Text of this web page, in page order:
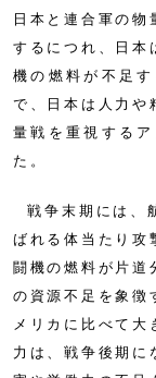
日本と連合軍の物
するにつれ、日本
機の燃料が不足
で、日本は人力や
量戦を重視する
た。
戦争末期には、
ばれる体当たり攻
闘機の燃料が片道
の資源不足を象徴
メリカに比べて大
力は、戦争後期に